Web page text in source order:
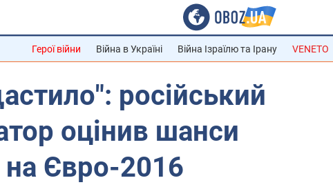
Герої війни Війна в Україні Війна Ізраїлю та Ірану VENETO
російський
оцінив шанси
на Євро-2016